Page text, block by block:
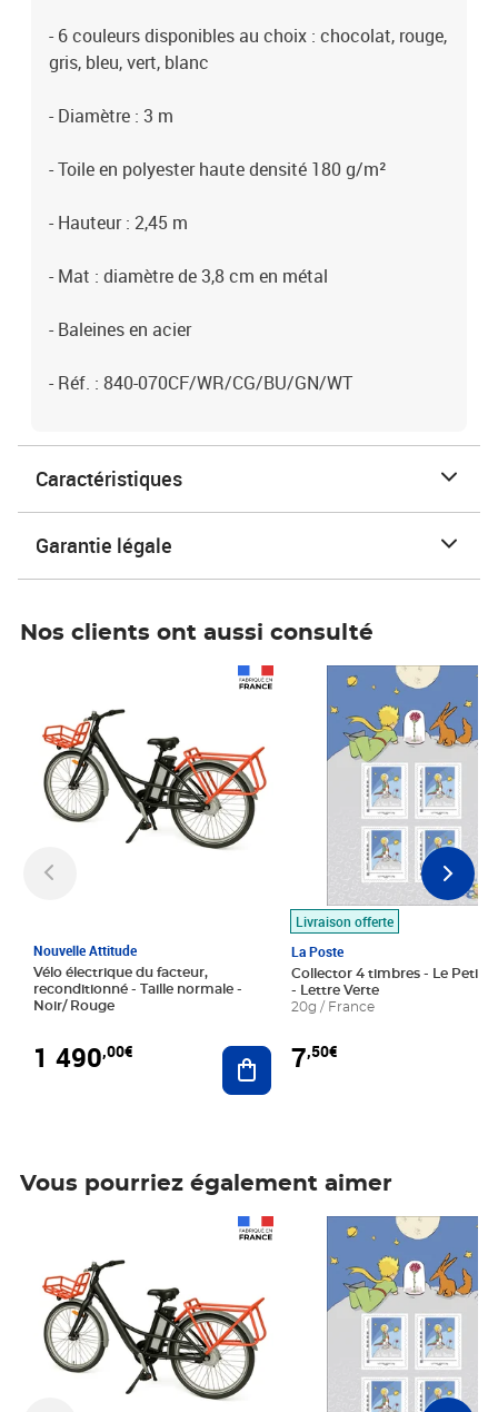
- 6 couleurs disponibles au choix : chocolat, rouge,
gris, bleu, vert, blanc
- Diamètre : 3 m
- Toile en polyester haute densité 180 g/m²
- Hauteur : 2,45 m
- Mat : diamètre de 3,8 cm en métal
- Baleines en acier
- Réf. : 840-070CF/WR/CG/BU/GN/WT
Caractéristiques
Garantie légale
Nos clients ont aussi consulté
Nouvelle Attitude
Vélo électrique du facteur,
reconditionné - Taille normale -
Noir/ Rouge
1 490,00€ Ajouter au panier
Livraison offerte
La Poste
Collector 4 timbres - Le Petit
- Lettre Verte
20g / France
7,50€
Prix 7,50€
Vous pourriez également aimer
Prix 7,50€